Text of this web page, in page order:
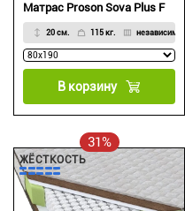
Матрас Proson Sova Plus F
20 см. 115 кг. независимый
В корзину
31%
ЖЁСТКОСТЬ